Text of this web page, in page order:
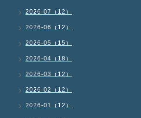
2026-07（12）
2026-06（12）
2026-05（15）
2026-04（18）
2026-03（12）
2026-02（12）
2026-01（12）